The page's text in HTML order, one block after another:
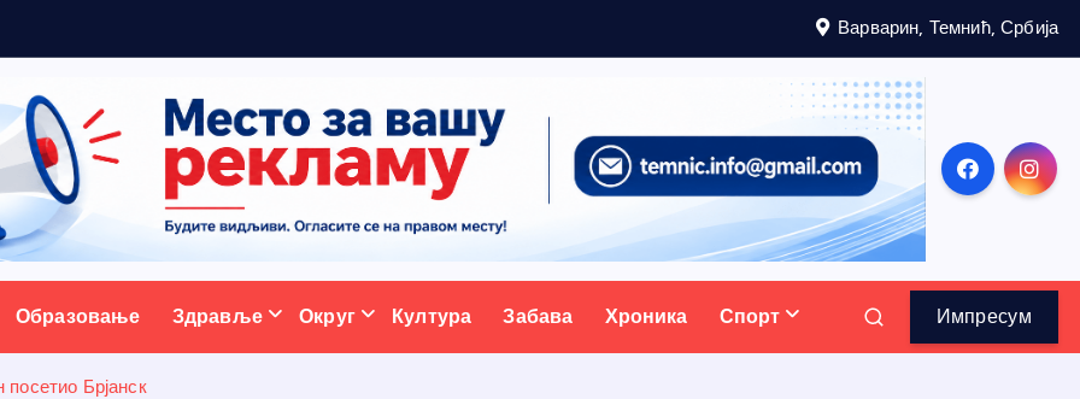
Варварин, Темнић, Србија
портал
Образовање Здравље Округ Култура Забава Хроника Спорт Импресум
Брјанск